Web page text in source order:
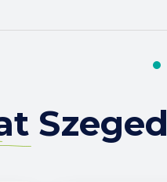
Szeged